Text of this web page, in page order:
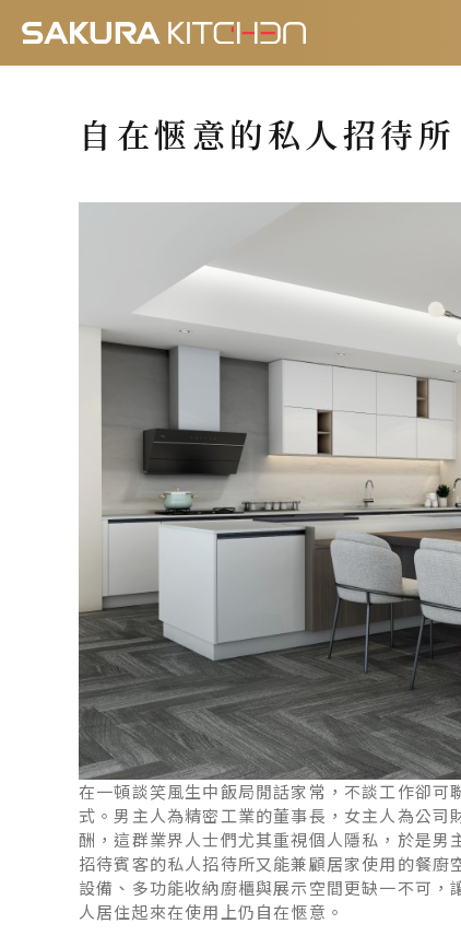
自在愜意的私人招待所
在一頓談笑風生中飯局閒話家常，不談工作卻
式。男主人為精密工業的董事長，女主人為公
酬，這群業界人士們尤其重視個人隱私，於是
招待賓客的私人招待所又能兼顧居家使用的餐
設備、多功能收納廚櫃與展示空間更缺一不可
人居住起來在使用上仍自在愜意。